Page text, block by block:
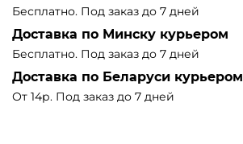
Бесплатно. Под заказ до 7 дней
Доставка по Минску курьером
Бесплатно. Под заказ до 7 дней
Доставка по Беларуси курьером
От 14р. Под заказ до 7 дней